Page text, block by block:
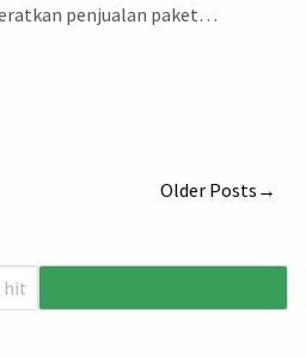
penjualan paket…
Older Posts→